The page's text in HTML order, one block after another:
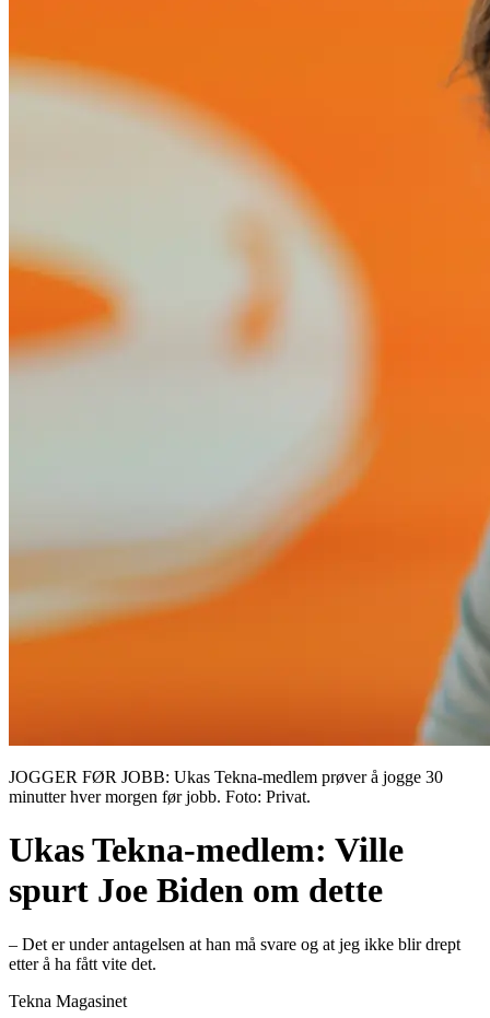
JOGGER FØR JOBB: Ukas Tekna-medlem prøver å jogge 30
minutter hver morgen før jobb. Foto: Privat.
Ukas Tekna-medlem: Ville
spurt Joe Biden om dette
– Det er under antagelsen at han må svare og at jeg ikke blir drept
etter å ha fått vite det.
Tekna Magasinet